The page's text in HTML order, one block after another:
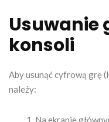
Usuwanie
konsoli
Aby usunąć cyfrową grę
należy:
Na ekranie